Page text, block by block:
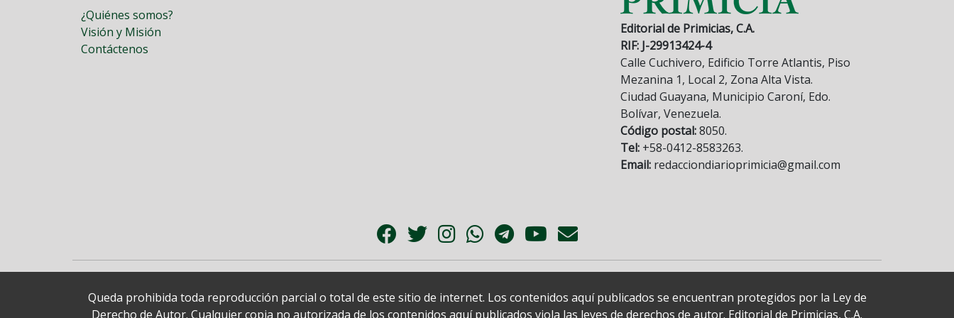
¿Quiénes somos?
Visión y Misión
Contáctenos
Editorial de Primicias, C.A.
RIF: J-29913424-4
Calle Cuchivero, Edificio Torre Atlantis, Piso
Mezanina 1, Local 2, Zona Alta Vista.
Ciudad Guayana, Municipio Caroní, Edo.
Bolívar, Venezuela.
Código postal:8050.
Tel: +58-0412-8583263.
Email: redacciondiarioprimicia@gmail.com
Queda prohibida toda reproducción parcial o total de este sitio de internet. Los contenidos aquí publicados se encuentran protegidos por la Ley de
Derecho de Autor. Cualquier copia no autorizada de los contenidos aquí publicados viola las leyes de derechos de autor. Editorial de Primicias, C.A.